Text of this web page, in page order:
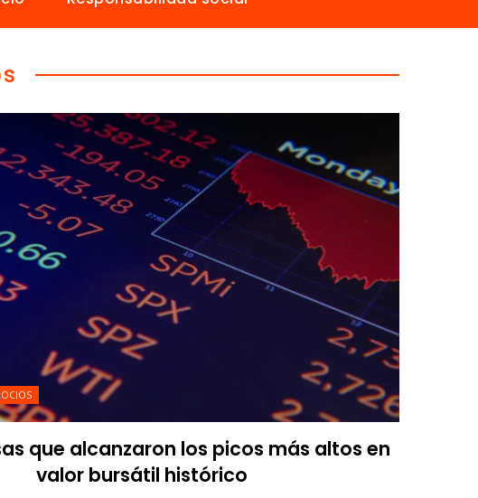
que alcanzaron los picos más altos en
valor bursátil histórico